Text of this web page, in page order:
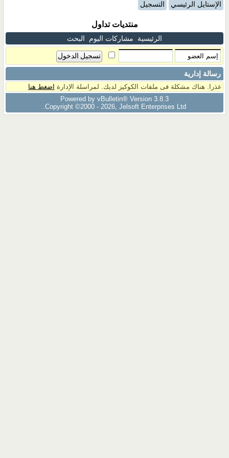
الإستايل الرئيسي التسجيل
منتديات تداول
الرئيسية مشاركات اليوم البحث
رسالة إدارية
عذرا. هناك مشكلة فى ملفات الكوكيز لديك. لمراسلة الإدارة اضغط هنا
Powered by vBulletin® Version 3.8.3
Copyright ©2000 - 2026, Jelsoft Enterprises Ltd.